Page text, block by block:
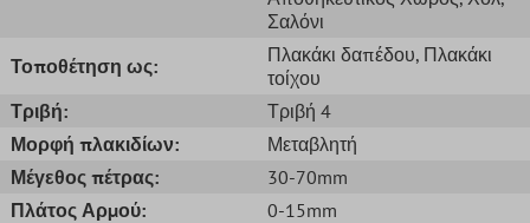
Σαλόνι
Τοποθέτηση ως:
Πλακάκι δαπέδου, Πλακάκι
τοίχου
Τριβή:
Τριβή 4
Μορφή πλακιδίων:
Μεταβλητή
Μέγεθος πέτρας:
30-70mm
Πλάτος Αρμού:
0-15mm